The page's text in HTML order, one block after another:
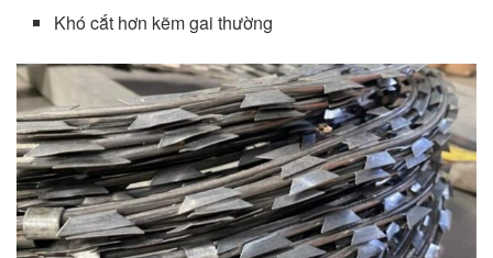
Khó cắt hơn kẽm gai thường